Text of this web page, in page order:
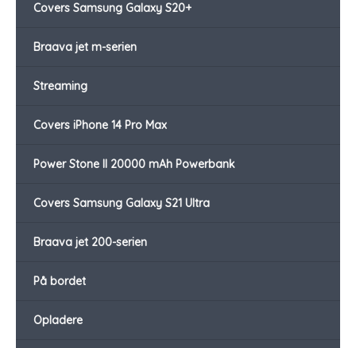
Covers Samsung Galaxy S20+
Braava jet m-serien
Streaming
Covers iPhone 14 Pro Max
Power Stone II 20000 mAh Powerbank
Covers Samsung Galaxy S21 Ultra
Braava jet 200-serien
På bordet
Opladere